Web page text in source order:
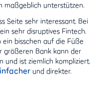
maßgeblich unterstützen.
Seite sehr interessant. Bei
sehr disruptives Fintech.
bisschen auf die Füße
größeren Bank kann der
und ist ziemlich kompliziert.
und direkter.